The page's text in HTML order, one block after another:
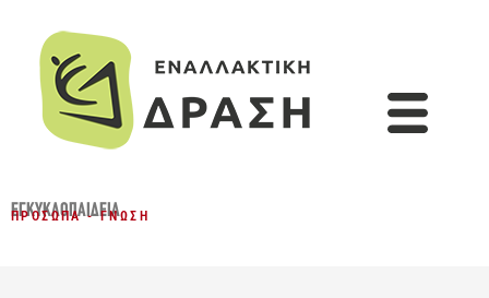
ΕΓΚΥΚΛΟΠΑΙΔΕΙΑ
ΠΡΌΣΩΠΑ - ΓΝΏΣΗ